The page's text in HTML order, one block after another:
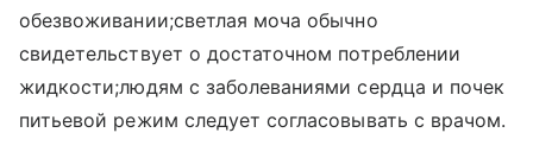
обезвоживании;светлая моча обычно
свидетельствует о достаточном потреблении
жидкости;людям с заболеваниями сердца и почек
питьевой режим следует согласовывать с врачом.